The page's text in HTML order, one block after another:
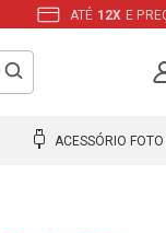
ATÉ 12X E
ACESSÓRIO